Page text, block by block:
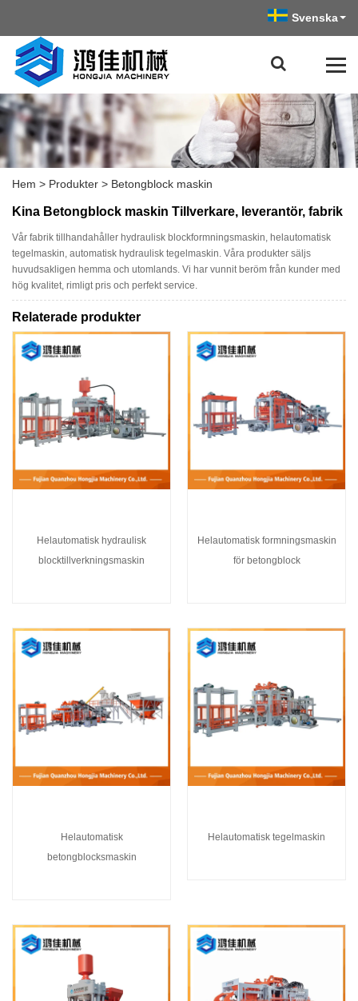
Svenska
Hem > Produkter > Betongblock maskin
Kina Betongblock maskin Tillverkare, leverantör, fabrik
Vår fabrik tillhandahåller hydraulisk blockformningsmaskin, helautomatisk
tegelmaskin, automatisk hydraulisk tegelmaskin. Våra produkter säljs
huvudsakligen hemma och utomlands. Vi har vunnit beröm från kunder med
hög kvalitet, rimligt pris och perfekt service.
Relaterade produkter
Helautomatisk hydraulisk
blocktillverkningsmaskin
Helautomatisk formningsmaskin
för betongblock
Helautomatisk
betongblocksmaskin
Helautomatisk tegelmaskin